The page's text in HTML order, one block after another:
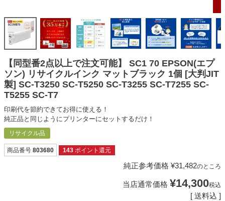
ご利用ガイド
よくある質問
お問い合わせ
会員専用商品
説明書ダウンロード
【同型番2点以上で注文可能】 SC1 70 EPSON(エプ
ソン) リサイクルインク マットブラック 1個 [大判JIT
製] SC-T3250 SC-T5250 SC-T3255 SC-T7255 SC-
T5255 SC-T7
印刷代を節約できてお得に使える！
純正品と同じようにプリンターにセットするだけ！
リサイクル品
商品番号 803680 143 ポイント還元
純正参考価格 ¥31,482のところ
当店通常価格 ¥14,300税込
送料込